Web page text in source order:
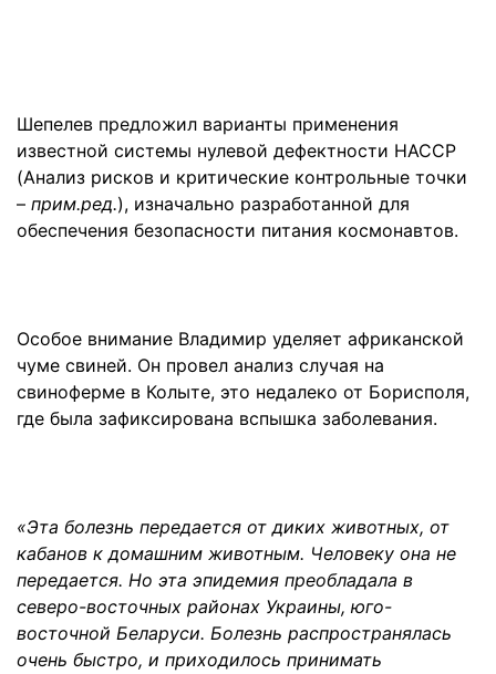
Шепелев предложил варианты применения
известной системы нулевой дефектности HACCP
(Анализ рисков и критические контрольные точки
– прим.ред.), изначально разработанной для
обеспечения безопасности питания космонавтов.
Особое внимание Владимир уделяет африканской
чуме свиней. Он провел анализ случая на
свиноферме в Колыте, это недалеко от Борисполя,
где была зафиксирована вспышка заболевания.
«Эта болезнь передается от диких животных, от
кабанов к домашним животным. Человеку она не
передается. Но эта эпидемия преобладала в
северо-восточных районах Украины, юго-
восточной Беларуси. Болезнь распространялась
очень быстро, и приходилось принимать